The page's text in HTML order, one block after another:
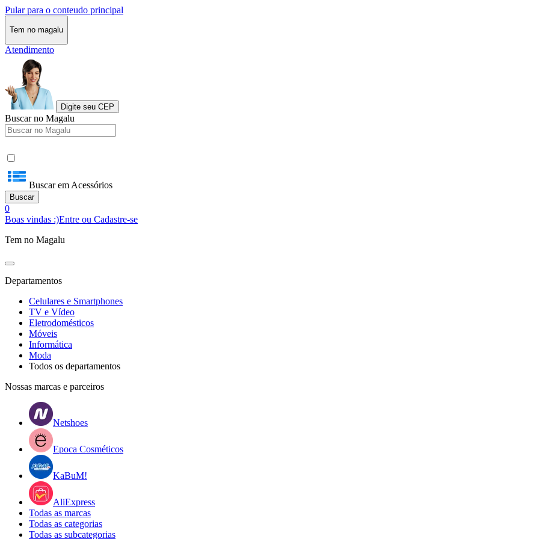
Pular para o conteudo principal
Tem no magalu
Atendimento
Digite seu CEP
Buscar no Magalu
Buscar em Acessórios
Buscar
0
Boas vindas :)Entre ou Cadastre-se
Tem no Magalu
Departamentos
Celulares e Smartphones
TV e Vídeo
Eletrodomésticos
Móveis
Informática
Moda
Todos os departamentos
Nossas marcas e parceiros
Netshoes
Epoca Cosméticos
KaBuM!
AliExpress
Todas as marcas
Todas as categorias
Todas as subcategorias